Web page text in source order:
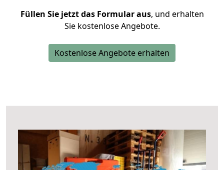
Füllen Sie jetzt das Formular aus, und erhalten
Sie kostenlose Angebote.
Kostenlose Angebote erhalten